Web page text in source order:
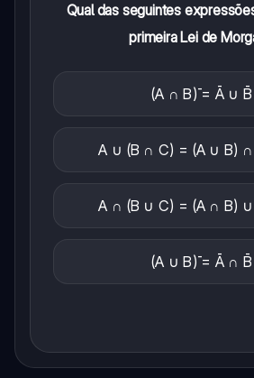
Qual das seguintes
primeira Lei de
(A ∩ B)̄ = Ā ∪ B̄
A ∪ (B ∩ C) = (A ∪ B)
A ∩ (B ∪ C) = (A ∩ B)
(A ∪ B)̄ = Ā ∩ B̄